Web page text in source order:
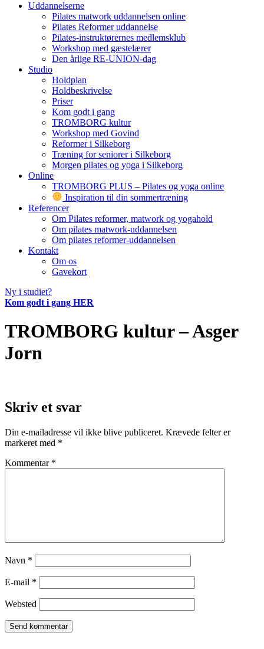
Uddannelserne
Pilates matwork uddannelsen online
Pilates Reformer uddannelse
Pilates-instruktørernes medlemsklub
Workshop med gæstelærer
Den årlige RE-UNION-dag
Studio
Holdplan
Holdbeskrivelse
Priser
Kom godt i gang
TROMBORG kultur
Workshop med Govind
Reformer i Silkeborg
Træning for seniorer i Silkeborg
Morgen pilates og yoga i Silkeborg
Online
TROMBORG PLUS – Pilates og yoga online
Inspiration til din sommertræning
Referencer
Om Pilates reformer, matwork og yogahold
Om pilates matwork-uddannelsen
Om pilates reformer-uddannelsen
Kontakt
Om os
Gavekort
Ny i studiet?
Kom godt i gang HER
TROMBORG kultur – Asger
Jorn
Skriv et svar
Din e-mailadresse vil ikke blive publiceret. Krævede felter er
markeret med *
Kommentar *
Navn *
E-mail *
Websted